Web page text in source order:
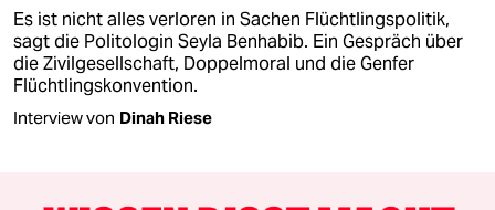
Es ist nicht alles verloren in Sachen Flüchtlingspolitik,
sagt die Politologin Seyla Benhabib. Ein Gespräch über
die Zivilgesellschaft, Doppelmoral und die Genfer
Flüchtlingskonvention.
Interview von Dinah Riese